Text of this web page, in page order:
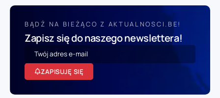
BĄDŹ NA BIEŻĄCO Z AKTUALNOSCI.BE!
Zapisz się do naszego newslettera!
ZAPISUJĘ SIĘ